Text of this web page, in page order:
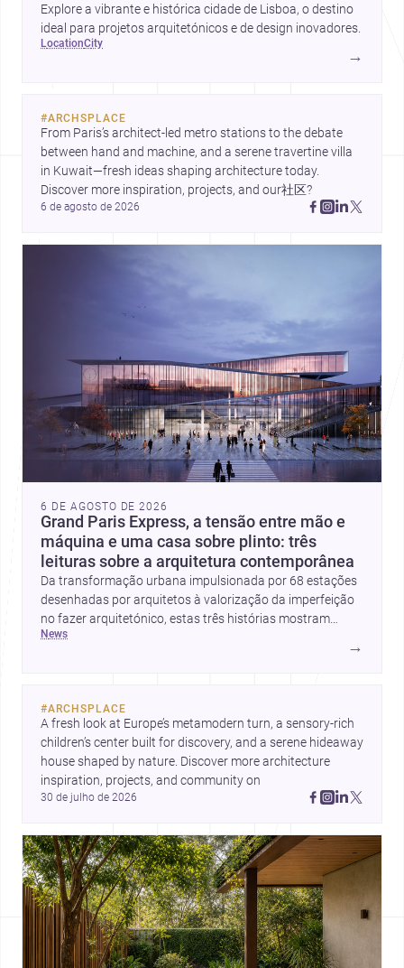
Explore a vibrante e histórica cidade de Lisboa, o destino
ideal para projetos arquitetónicos e de design inovadores.
location city
→
#ARCHSPLACE
From Paris’s architect-led metro stations to the debate
between hand and machine, and a serene travertine villa
in Kuwait—fresh ideas shaping architecture today.
Discover more inspiration, projects, and our社区?
6 de agosto de 2026
6 DE AGOSTO DE 2026
Grand Paris Express, a tensão entre mão e
máquina e uma casa sobre plinto: três
leituras sobre a arquitetura contemporânea
Da transformação urbana impulsionada por 68 estações
desenhadas por arquitetos à valorização da imperfeição
no fazer arquitetónico, estas três histórias mostram
como a disciplina continua a reinventar cidades, materiais
contemporânea.
news
→
#ARCHSPLACE
A fresh look at Europe’s metamodern turn, a sensory-rich
children’s center built for discovery, and a serene hideaway
house shaped by nature. Discover more architecture
30 de julho de 2026